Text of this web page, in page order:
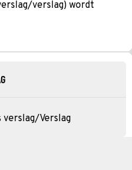
verslag) wordt
Verslag